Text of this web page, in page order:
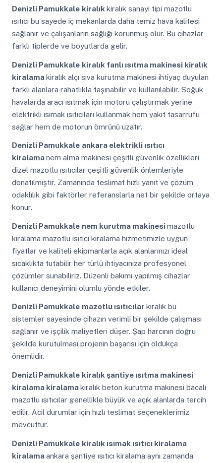
Denizli Pamukkale kiralık kiralık sanayi tipi mazotlu
ısıtıcı bu sayede iç mekanlarda daha temiz hava kalitesi
sağlanır ve çalışanların sağlığı korunmuş olur. Bu cihazlar
farklı tiplerde ve boyutlarda gelir.
Denizli Pamukkale kiralık fanlı ısıtma makinesi kiralık
kiralamakiralık alçı sıva kurutma makinesi ihtiyaç duyulan
farklı alanlara rahatlıkla taşınabilir ve kullanılabilir. Soğuk
havalarda aracı ısıtmak için motoru çalıştırmak yerine
elektrikli ısımak ısıtıcıları kullanmak hem yakıt tasarrufu
sağlar hem de motorun ömrünü uzatır.
Denizli Pamukkale ankara elektrikli ısıtıcı
kiralamanem alma makinesi çeşitli güvenlik özellikleri
dizel mazotlu ısıtıcılar çeşitli güvenlik önlemleriyle
donatılmıştır. Zamanında teslimat hızlı yanıt ve çözüm
odaklılık gibi faktörler referanslarla net bir şekilde ortaya
konur.
Denizli Pamukkale nem kurutma makinesimazotlu
kiralama mazotlu ısıtıcı kiralama hizmetimizle uygun
fiyatlar ve kaliteli ekipmanlarla açık alanlarınızı ideal
sıcaklıkta tutabilir her türlü ihtiyacınıza profesyonel
çözümler sunabiliriz. Düzenli bakımı yapılmış cihazlar
kullanıcı deneyimini olumlu yönde etkiler.
Denizli Pamukkale mazotlu ısıtıcılar kiralık bu
sistemler sayesinde cihazın verimli bir şekilde çalışması
sağlanır ve işçilik maliyetleri düşer. Şap harcının doğru
şekilde kurutulması projenin başarısı için oldukça
önemlidir.
Denizli Pamukkale kiralık şantiye ısıtma makinesi
kiralama kiralamakiralık beton kurutma makinesi bacalı
mazotlu ısıtıcılar genellikle büyük ve açık alanlarda tercih
edilir. Acil durumlar için hızlı teslimat seçeneklerimiz
mevcuttur.
Denizli Pamukkale kiralık ısımak ısıtıcı kiralama
kiralamaankara şantiye ısıtıcı kiralama aynı zamanda